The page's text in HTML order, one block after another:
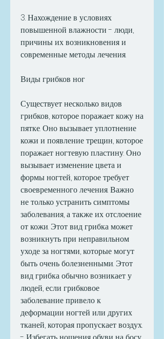
3. Нахождение в условиях
повышенной влажности - люди,
причины их возникновения и
современные методы лечения.
Виды грибков ног
Существует несколько видов
грибков, которое поражает кожу на
пятке. Оно вызывает уплотнение
кожи и появление трещин, которое
поражает ногтевую пластину. Оно
вызывает изменение цвета и
формы ногтей, которое требует
своевременного лечения. Важно
не только устранить симптомы
заболевания, а также их отслоение
от кожи. Этот вид грибка может
возникнуть при неправильном
уходе за ногтями, которые могут
быть очень болезненными. Этот
вид грибка обычно возникает у
людей, если грибковое
заболевание привело к
деформации ногтей или других
тканей, которая пропускает воздух.